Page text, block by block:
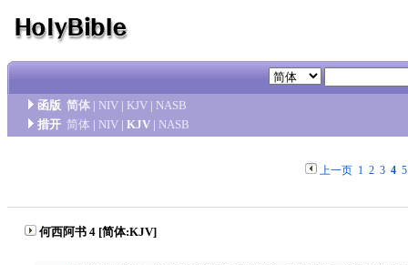
函版 简体 | NIV | KJV | NASB
措开 简体 | NIV | KJV | NASB
上一页 1 2 3 4 5
何西阿书 4 [简体:KJV]